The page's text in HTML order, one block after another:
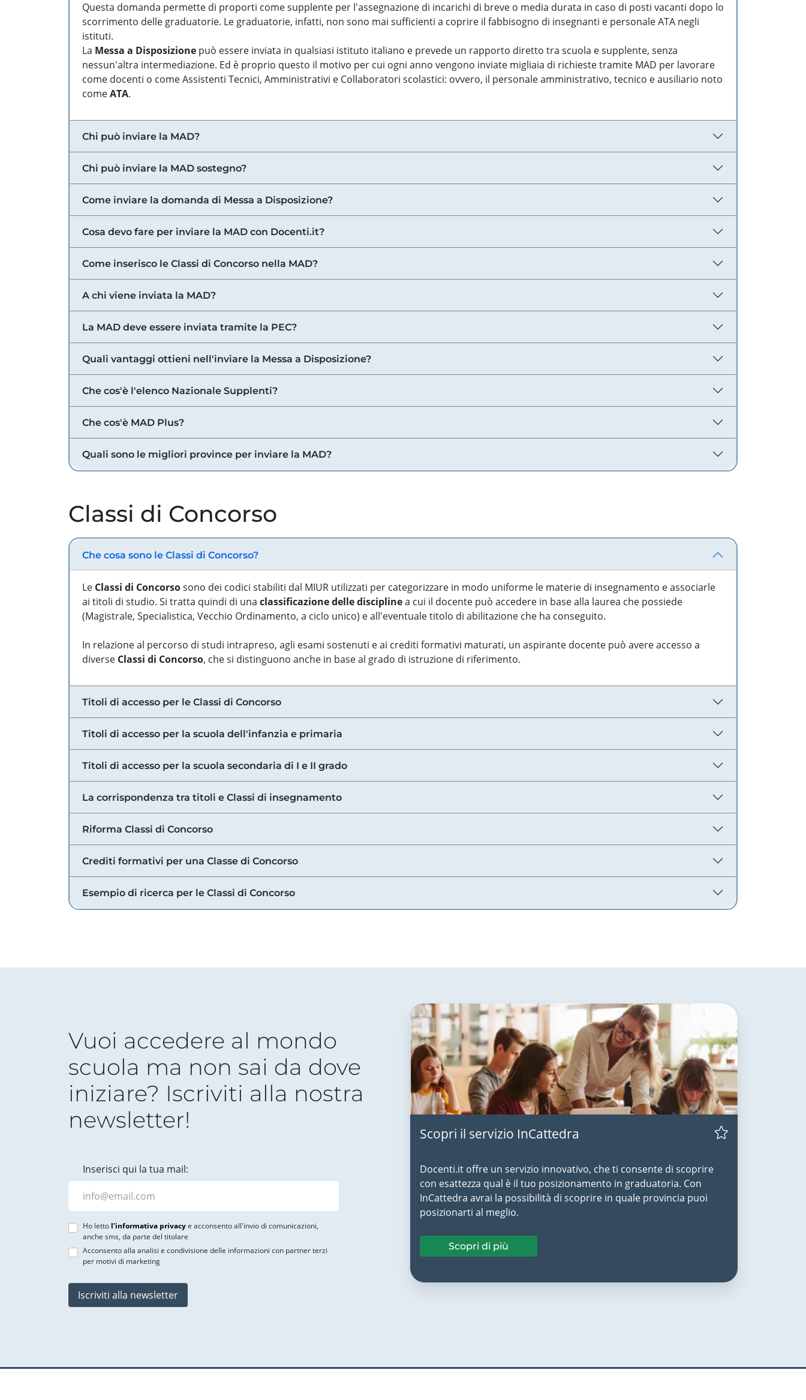
Questa domanda permette di proporti come supplente per l'assegnazione di incarichi di breve o media durata in caso di posti vacanti dopo lo
scorrimento delle graduatorie. Le graduatorie, infatti, non sono mai sufficienti a coprire il fabbisogno di insegnanti e personale ATA negli
istituti.
La Messa a Disposizione può essere inviata in qualsiasi istituto italiano e prevede un rapporto diretto tra scuola e supplente, senza
nessun'altra intermediazione. Ed è proprio questo il motivo per cui ogni anno vengono inviate migliaia di richieste tramite MAD per lavorare
come docenti o come Assistenti Tecnici, Amministrativi e Collaboratori scolastici: ovvero, il personale amministrativo, tecnico e ausiliario noto
comeATA.
Chi può inviare la MAD?
Chi può inviare la MAD sostegno?
Come inviare la domanda di Messa a Disposizione?
Cosa devo fare per inviare la MAD con Docenti.it?
Come inserisco le Classi di Concorso nella MAD?
A chi viene inviata la MAD?
La MAD deve essere inviata tramite la PEC?
Quali vantaggi ottieni nell'inviare la Messa a Disposizione?
Che cos'è l'elenco Nazionale Supplenti?
Che cos'è MAD Plus?
Quali sono le migliori province per inviare la MAD?
Classi di Concorso
Che cosa sono le Classi di Concorso?
Le Classi di Concorsosono dei codici stabiliti dal MIUR utilizzati per categorizzare in modo uniforme le materie di insegnamento e associarle
ai titoli di studio. Si tratta quindi di una classificazione delle disciplinea cui il docente può accedere in base alla laurea che possiede
(Magistrale, Specialistica, Vecchio Ordinamento, a ciclo unico) e all'eventuale titolo di abilitazione che ha conseguito.
In relazione al percorso di studi intrapreso, agli esami sostenuti e ai crediti formativi maturati, un aspirante docente può avere accesso a
diverse Classi di Concorso, che si distinguono anche in base al grado di istruzione di riferimento.
Titoli di accesso per le Classi di Concorso
Titoli di accesso per la scuola dell'infanzia e primaria
Titoli di accesso per la scuola secondaria di I e II grado
La corrispondenza tra titoli e Classi di insegnamento
Riforma Classi di Concorso
Crediti formativi per una Classe di Concorso
Esempio di ricerca per le Classi di Concorso
Vuoi accedere al mondo
scuola ma non sai da dove
iniziare? Iscriviti alla nostra
newsletter!
Inserisci qui la tua mail:
Ho letto l'informativa privacye acconsento all'invio di comunicazioni,
anche sms, da parte del titolare
Acconsento alla analisi e condivisione delle informazioni con partner terzi
per motivi di marketing
Iscriviti alla newsletter
Scopri il servizio InCattedra
Docenti.it offre un servizio innovativo, che ti consente di scoprire
con esattezza qual è il tuo posizionamento in graduatoria. Con
InCattedra avrai la possibilità di scoprire in quale provincia puoi
posizionarti al meglio.
Scopri di più